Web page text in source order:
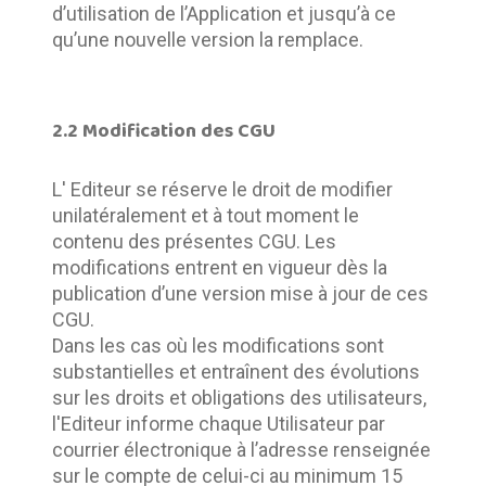
d’utilisation de l’Application et jusqu’à ce
qu’une nouvelle version la remplace.
2.2 Modification des CGU
L' Editeur se réserve le droit de modifier
unilatéralement et à tout moment le
contenu des présentes CGU. Les
modifications entrent en vigueur dès la
publication d’une version mise à jour de ces
Dans les cas où les modifications sont
substantielles et entraînent des évolutions
sur les droits et obligations des utilisateurs,
l'Editeur informe chaque Utilisateur par
courrier électronique à l’adresse renseignée
sur le compte de celui-ci au minimum 15